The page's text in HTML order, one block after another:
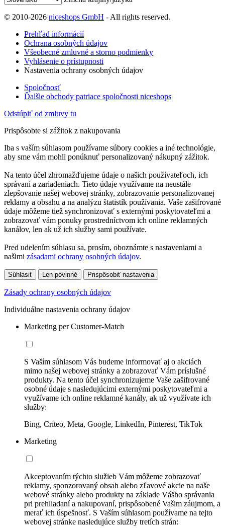
© 2010-2026 niceshops GmbH - All rights reserved.
Prehľad informácií
Ochrana osobných údajov
Všeobecné zmluvné a storno podmienky
Vyhlásenie o prístupnosti
Nastavenia ochrany osobných údajov
Spoločnosť
Ďalšie obchody patriace spoločnosti niceshops
Odstúpiť od zmluvy tu
Prispôsobte si zážitok z nakupovania
Iba s vaším súhlasom používame súbory cookies a iné technológie,
aby sme vám mohli ponúknuť personalizovaný nákupný zážitok.
Na tento účel zhromažďujeme údaje o našich používateľoch, ich
správaní a zariadeniach. Tieto údaje využívame na neustále
zlepšovanie našej webovej stránky, zobrazovanie personalizovanej
reklamy a obsahu a na analýzu štatistík používania. Vaše zašifrované
údaje môžeme tiež synchronizovať s externými poskytovateľmi a
zobrazovať vám ponuky prostredníctvom ich online reklamných
kanálov, len ak už ich služby sami používate.
Pred udelením súhlasu sa, prosím, oboznámte s nastaveniami a
našimi zásadami ochrany osobných údajov.
Súhlasiť Len povinné Prispôsobiť nastavenia
Zásady ochrany osobných údajov
Individuálne nastavenia ochrany údajov
Marketing per Customer-Match
S Vaším súhlasom Vás budeme informovať aj o akciách
mimo našej webovej stránky a zobrazovať Vám príslušné
produkty. Na tento účel synchronizujeme Vaše zašifrované
osobné údaje s nasledujúcimi externými poskytovateľmi a
využívame ich online reklamné kanály, ak už využívate ich
služby:
Bing, Criteo, Meta, Google, LinkedIn, Pinterest, TikTok
Marketing
Akceptovaním týchto služieb Vám môžeme zobrazovať
reklamy, sponzorovaný obsah alebo zľavové akcie na naše
webové stránky alebo produkty na základe Vášho správania
pri prehliadaní a nakupovaní, prispôsobené Vašim záujmom, a
merať ich úspešnosť. S Vaším súhlasom používame na tejto
webovej stránke nasledujúce služby tretích strán: